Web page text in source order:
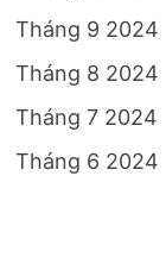
Tháng 9 2024
Tháng 8 2024
Tháng 7 2024
Tháng 6 2024